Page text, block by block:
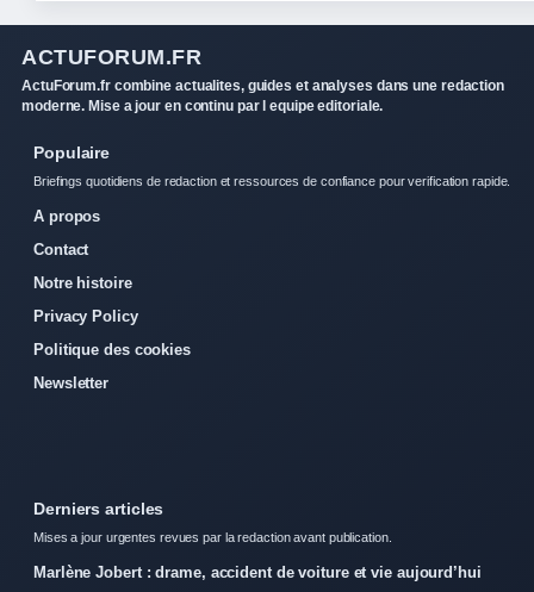
ACTUFORUM.FR
ActuForum.fr combine actualites, guides et analyses dans une redaction
moderne. Mise a jour en continu par l equipe editoriale.
Populaire
Briefings quotidiens de redaction et ressources de confiance pour verification rapide.
A propos
Contact
Notre histoire
Privacy Policy
Politique des cookies
Newsletter
Derniers articles
Mises a jour urgentes revues par la redaction avant publication.
Marlène Jobert : drame, accident de voiture et vie aujourd’hui